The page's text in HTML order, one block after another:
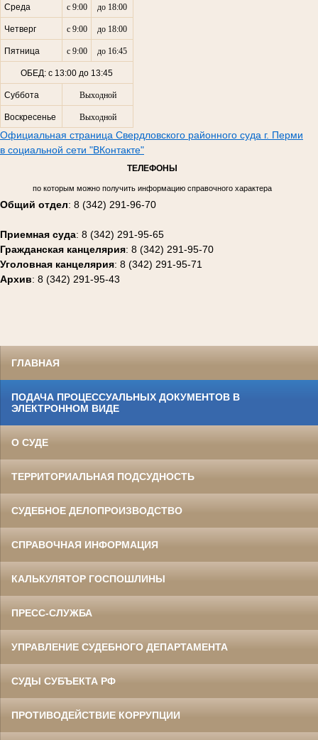
Среда с 9:00 до 18:00
Четверг с 9:00 до 18:00
Пятница с 9:00 до 16:45
ОБЕД: с 13:00 до 13:45
Суббота Выходной
Воскресенье Выходной
Официальная страница Свердловского районного суда г. Перми
в социальной сети "ВКонтакте"
ТЕЛЕФОНЫ
по которым можно получить информацию справочного характера
Общий отдел: 8 (342) 291-96-70
Приемная суда: 8 (342) 291-95-65
Гражданская канцелярия: 8 (342) 291-95-70
Уголовная канцелярия: 8 (342) 291-95-71
Архив: 8 (342) 291-95-43
ГЛАВНАЯ
ПОДАЧА ПРОЦЕССУАЛЬНЫХ ДОКУМЕНТОВ В
ЭЛЕКТРОННОМ ВИДЕ
О СУДЕ
ТЕРРИТОРИАЛЬНАЯ ПОДСУДНОСТЬ
СУДЕБНОЕ ДЕЛОПРОИЗВОДСТВО
СПРАВОЧНАЯ ИНФОРМАЦИЯ
КАЛЬКУЛЯТОР ГОСПОШЛИНЫ
ПРЕСС-СЛУЖБА
УПРАВЛЕНИЕ СУДЕБНОГО ДЕПАРТАМЕНТА
СУДЫ СУБЪЕКТА РФ
ПРОТИВОДЕЙСТВИЕ КОРРУПЦИИ